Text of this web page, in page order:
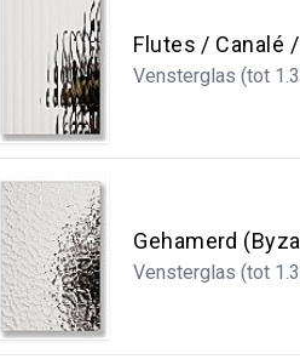
Flutes / Canalé
Vensterglas (tot
Gehamerd
Vensterglas (tot